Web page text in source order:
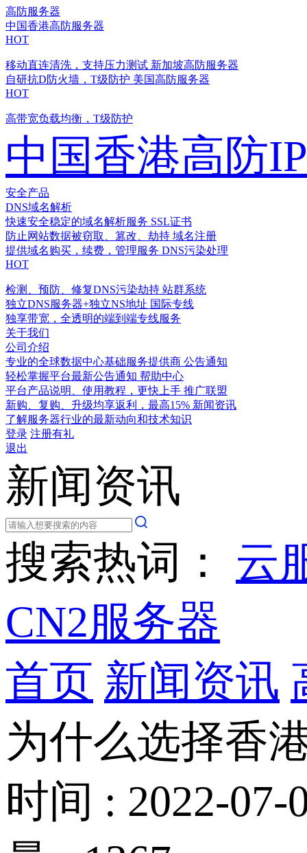
高防服务器
中国香港高防服务器
HOT
移动直连清洗，支持压力测试 新加坡高防服务器
自研抗D防火墙，T级防护 美国高防服务器
HOT
高带宽负载均衡，T级防护
中国香港高防IP
安全产品
DNS域名解析
快速安全稳定的域名解析服务 SSL证书
防止网站数据被窃取、篡改、劫持 域名注册
提供域名购买，续费，管理服务 DNS污染处理
HOT
检测、预防、修复DNS污染劫持 站群系统
独立DNS服务器+独立NS地址 国际专线
独享带宽，全透明的端到端专线服务
关于我们
公司介绍
专业的全球数据中心基础服务提供商 公告通知
轻松掌握平台最新公告通知 帮助中心
平台产品说明、使用教程，更快上手 推广联盟
新购、复购、升级均享返利，最高15% 新闻资讯
了解服务器行业的最新动向和技术知识
登录 注册有礼
退出
新闻资讯
搜索热词： 云
CN2服务器
首页 新闻资讯
为什么选择香
时间 : 2022-07-